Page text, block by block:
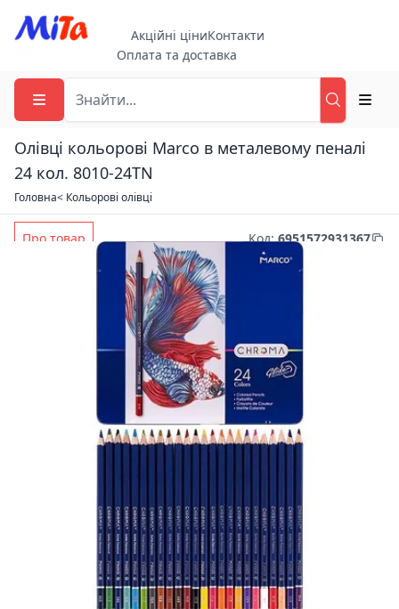
Акційні ціниКонтакти
Оплата та доставка
Олівці кольорові Marco в металевому пеналі
24 кол. 8010-24TN
Головна< Кольорові олівці
Про товар Код:6951572931367